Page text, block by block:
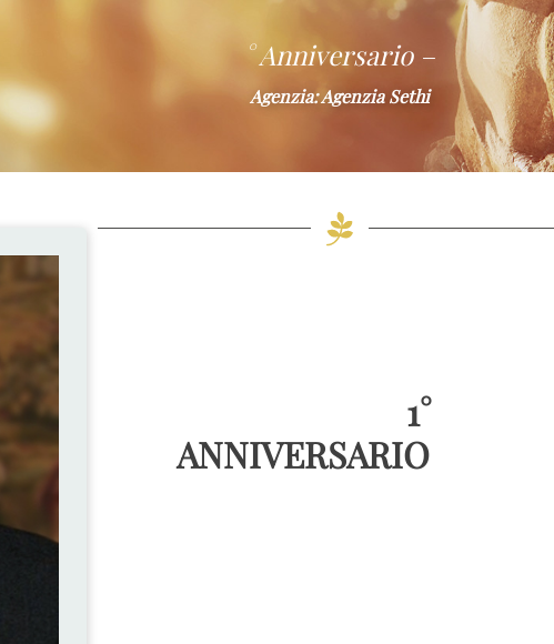
° Anniversario –
Agenzia: Agenzia Sethi
1°
ANNIVERSARIO